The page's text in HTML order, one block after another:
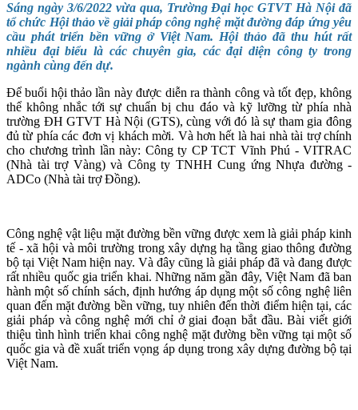
Sáng ngày 3/6/2022 vừa qua, Trường Đại học GTVT Hà Nội đã
tổ chức Hội thảo về giải pháp công nghệ mặt đường đáp ứng yêu
cầu phát triển bền vững ở Việt Nam. Hội thảo đã thu hút rất
nhiều đại biểu là các chuyên gia, các đại diện công ty trong
ngành cùng đến dự.
Để buổi hội thảo lần này được diễn ra thành công và tốt đẹp, không
thể không nhắc tới sự chuẩn bị chu đáo và kỹ lưỡng từ phía nhà
trường ĐH GTVT Hà Nội (GTS), cùng với đó là sự tham gia đông
đủ từ phía các đơn vị khách mời. Và hơn hết là hai nhà tài trợ chính
cho chương trình lần này: Công ty CP TCT Vĩnh Phú - VITRAC
(Nhà tài trợ Vàng) và Công ty TNHH Cung ứng Nhựa đường -
ADCo (Nhà tài trợ Đồng).
Công nghệ vật liệu mặt đường bền vững được xem là giải pháp kinh
tế - xã hội và môi trường trong xây dựng hạ tầng giao thông đường
bộ tại Việt Nam hiện nay. Và đây cũng là giải pháp đã và đang được
rất nhiều quốc gia triển khai. Những năm gần đây, Việt Nam đã ban
hành một số chính sách, định hướng áp dụng một số công nghệ liên
quan đến mặt đường bền vững, tuy nhiên đến thời điểm hiện tại, các
giải pháp và công nghệ mới chỉ ở giai đoạn bắt đầu. Bài viết giới
thiệu tình hình triển khai công nghệ mặt đường bền vững tại một số
quốc gia và đề xuất triển vọng áp dụng trong xây dựng đường bộ tại
Việt Nam.